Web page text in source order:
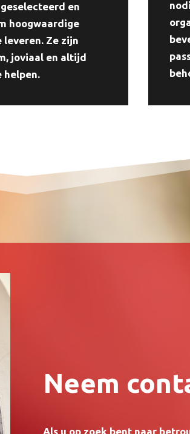
en
hoogwaardige
leveren. Ze zijn
joviaal en altijd
helpen.
Neem
Als u op zoek bent naar